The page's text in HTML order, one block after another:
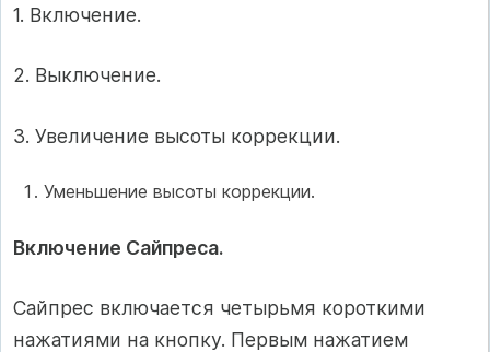
1. Включение.
2. Выключение.
3. Увеличение высоты коррекции.
Уменьшение высоты коррекции.
Включение Сайпреса.
Сайпрес включается четырьмя короткими
нажатиями на кнопку. Первым нажатием